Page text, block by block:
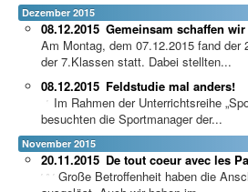
Dezember 2015
Gemeinsam schaffen
08.12.2015
Am Montag, dem 07.12.2015 fand der
der 7.Klassen statt. Dabei stellten...
Feldstudie mal anders!
08.12.2015
Im Rahmen der Unterrichtsreihe
besuchten die Sportmanager der...
November 2015
De tout coeur avec les
20.11.2015
Große Betroffenheit haben die